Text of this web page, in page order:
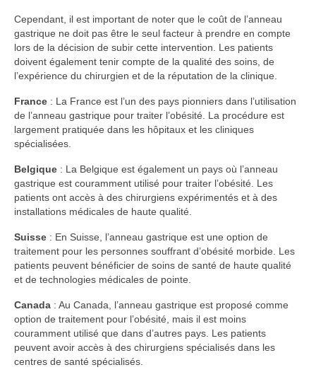
Cependant, il est important de noter que le coût de l’anneau
gastrique ne doit pas être le seul facteur à prendre en compte
lors de la décision de subir cette intervention. Les patients
doivent également tenir compte de la qualité des soins, de
l’expérience du chirurgien et de la réputation de la clinique.
France : La France est l’un des pays pionniers dans l’utilisation
de l’anneau gastrique pour traiter l’obésité. La procédure est
largement pratiquée dans les hôpitaux et les cliniques
spécialisées.
Belgique : La Belgique est également un pays où l’anneau
gastrique est couramment utilisé pour traiter l’obésité. Les
patients ont accès à des chirurgiens expérimentés et à des
installations médicales de haute qualité.
Suisse : En Suisse, l’anneau gastrique est une option de
traitement pour les personnes souffrant d’obésité morbide. Les
patients peuvent bénéficier de soins de santé de haute qualité
et de technologies médicales de pointe.
Canada : Au Canada, l’anneau gastrique est proposé comme
option de traitement pour l’obésité, mais il est moins
couramment utilisé que dans d’autres pays. Les patients
peuvent avoir accès à des chirurgiens spécialisés dans les
centres de santé spécialisés.